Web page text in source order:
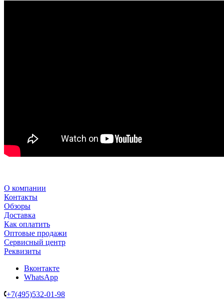
О компании
Контакты
Обзоры
Доставка
Как оплатить
Оптовые продажи
Сервисный центр
Реквизиты
Вконтакте
WhatsApp
+7(495)532-01-98